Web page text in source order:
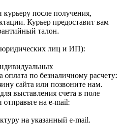
после получения,
Курьер предоставит вам
талон.
юридических лиц и ИП):
по безналичному расчету:
сайта или позвоните нам.
выставления счета в поле
на e-mail:
на указанный e-mail.